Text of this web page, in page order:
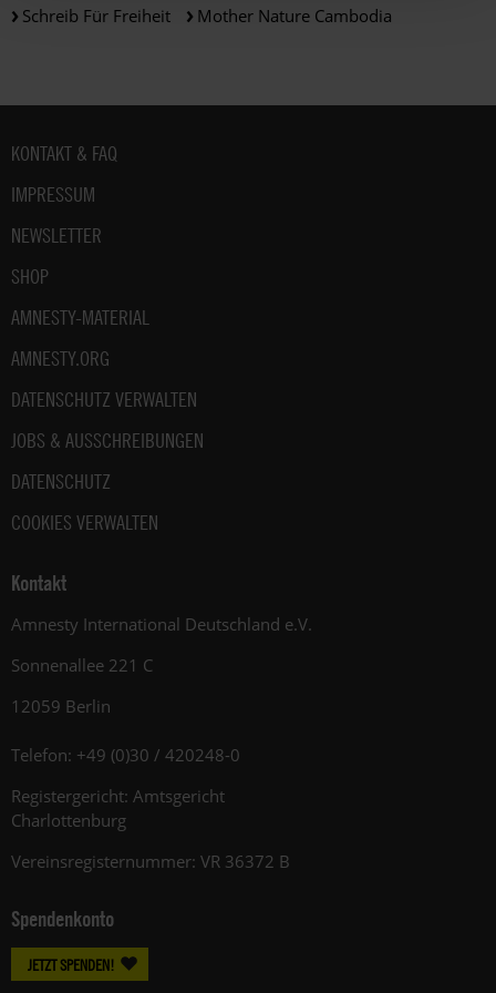
Schreib Für Freiheit
Mother Nature Cambodia
Fußbereich
KONTAKT & FAQ
IMPRESSUM
NEWSLETTER
SHOP
AMNESTY-MATERIAL
AMNESTY.ORG
DATENSCHUTZ VERWALTEN
JOBS & AUSSCHREIBUNGEN
DATENSCHUTZ
COOKIES VERWALTEN
Kontakt
Amnesty International Deutschland e.V.
Sonnenallee 221 C
12059 Berlin
Telefon: +49 (0)30 / 420248-0
Registergericht: Amtsgericht
Charlottenburg
Vereinsregisternummer: VR 36372 B
Spendenkonto
JETZT SPENDEN!